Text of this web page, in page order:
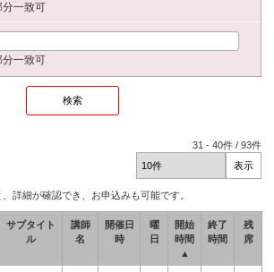
一致可
一致可
31 -40件 /93件
詳細が確認でき、お申込みも可能です。
サブタイト
ル
講師
名
開催日
時
曜
日
開始
時間
▲
終了
時間
残
席